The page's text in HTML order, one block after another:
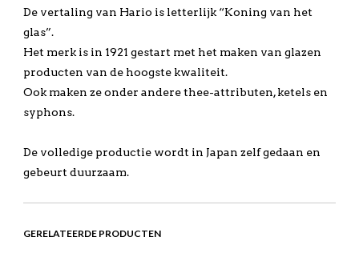
De vertaling van Hario is letterlijk “Koning van het
glas”.
Het merk is in 1921 gestart met het maken van glazen
producten van de hoogste kwaliteit.
Ook maken ze onder andere thee-attributen, ketels en
syphons.
De volledige productie wordt in Japan zelf gedaan en
gebeurt duurzaam.
GERELATEERDE PRODUCTEN